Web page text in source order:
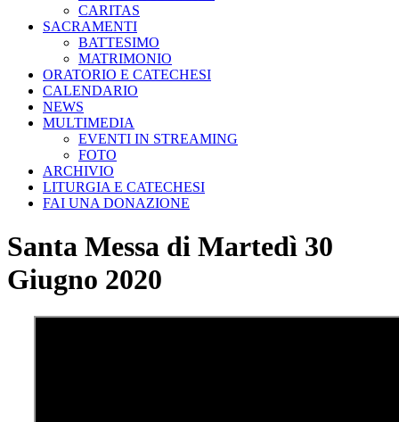
CARITAS
SACRAMENTI
BATTESIMO
MATRIMONIO
ORATORIO E CATECHESI
CALENDARIO
NEWS
MULTIMEDIA
EVENTI IN STREAMING
FOTO
ARCHIVIO
LITURGIA E CATECHESI
FAI UNA DONAZIONE
Santa Messa di Martedì 30
Giugno 2020